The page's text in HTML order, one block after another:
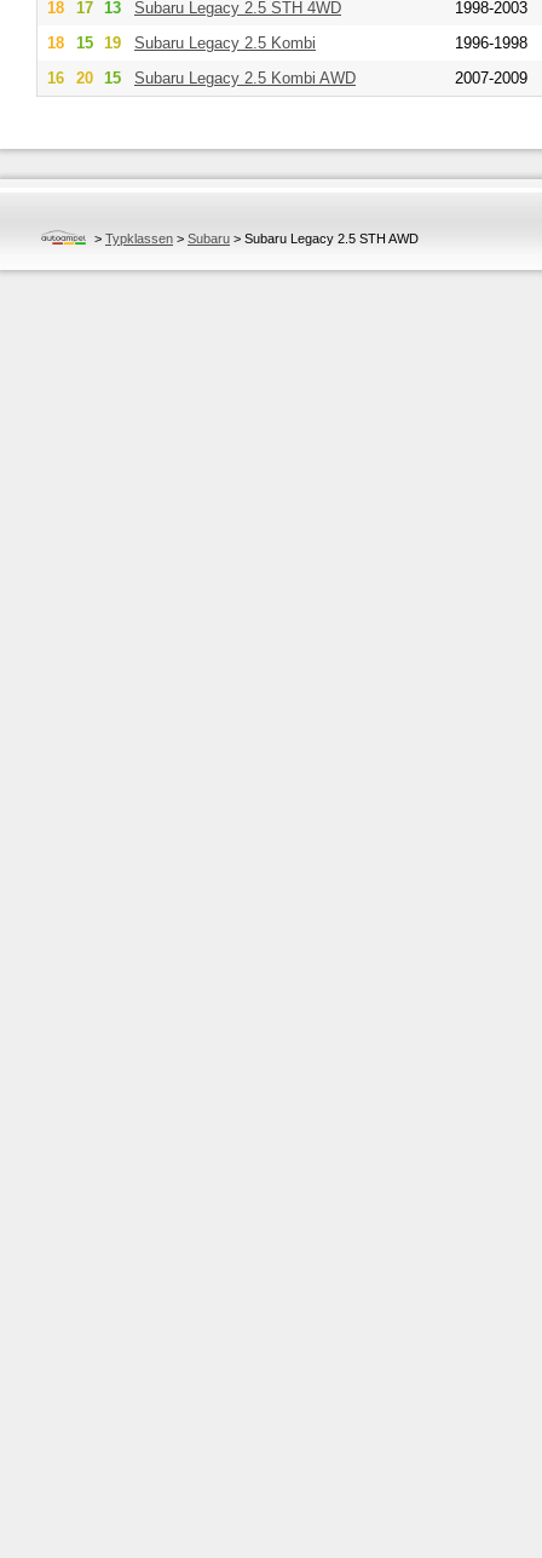
18 17 13 Subaru Legacy 2.5 STH 4WD
1998-2003
18
15 19 Subaru Legacy 2.5 Kombi
1996-1998
16
20 15 Subaru Legacy 2.5 Kombi AWD 2007-2009
> Typklassen > Subaru > Subaru Legacy 2.5 STH AWD